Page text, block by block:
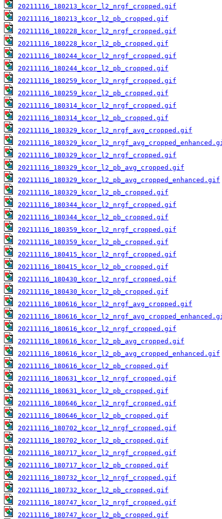
20211116_180213_kcor_l2_nrgf_cropped.gif
20211116_180213_kcor_l2_pb_cropped.gif
20211116_180228_kcor_l2_nrgf_cropped.gif
20211116_180228_kcor_l2_pb_cropped.gif
20211116_180244_kcor_l2_nrgf_cropped.gif
20211116_180244_kcor_l2_pb_cropped.gif
20211116_180259_kcor_l2_nrgf_cropped.gif
20211116_180259_kcor_l2_pb_cropped.gif
20211116_180314_kcor_l2_nrgf_cropped.gif
20211116_180314_kcor_l2_pb_cropped.gif
20211116_180329_kcor_l2_nrgf_avg_cropped.gif
20211116_180329_kcor_l2_nrgf_cropped.gif
20211116_180329_kcor_l2_pb_avg_cropped.gif
20211116_180329_kcor_l2_pb_avg_cropped_enhanced.gif
20211116_180329_kcor_l2_pb_cropped.gif
20211116_180344_kcor_l2_nrgf_cropped.gif
20211116_180344_kcor_l2_pb_cropped.gif
20211116_180359_kcor_l2_nrgf_cropped.gif
20211116_180359_kcor_l2_pb_cropped.gif
20211116_180415_kcor_l2_nrgf_cropped.gif
20211116_180415_kcor_l2_pb_cropped.gif
20211116_180430_kcor_l2_nrgf_cropped.gif
20211116_180430_kcor_l2_pb_cropped.gif
20211116_180616_kcor_l2_nrgf_avg_cropped.gif
20211116_180616_kcor_l2_nrgf_cropped.gif
20211116_180616_kcor_l2_pb_avg_cropped.gif
20211116_180616_kcor_l2_pb_avg_cropped_enhanced.gif
20211116_180616_kcor_l2_pb_cropped.gif
20211116_180631_kcor_l2_nrgf_cropped.gif
20211116_180631_kcor_l2_pb_cropped.gif
20211116_180646_kcor_l2_nrgf_cropped.gif
20211116_180646_kcor_l2_pb_cropped.gif
20211116_180702_kcor_l2_nrgf_cropped.gif
20211116_180702_kcor_l2_pb_cropped.gif
20211116_180717_kcor_l2_nrgf_cropped.gif
20211116_180717_kcor_l2_pb_cropped.gif
20211116_180732_kcor_l2_nrgf_cropped.gif
20211116_180732_kcor_l2_pb_cropped.gif
20211116_180747_kcor_l2_nrgf_cropped.gif
20211116_180747_kcor_l2_pb_cropped.gif